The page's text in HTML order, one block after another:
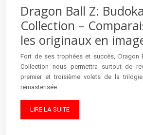
Dragon Ball Z:
Collection –
les originaux en
Fort de ses trophées et succès, Dragon
Collection nous permettra surtout de
premier et troisième volets de la
remasterisée.
LIRE LA SUITE